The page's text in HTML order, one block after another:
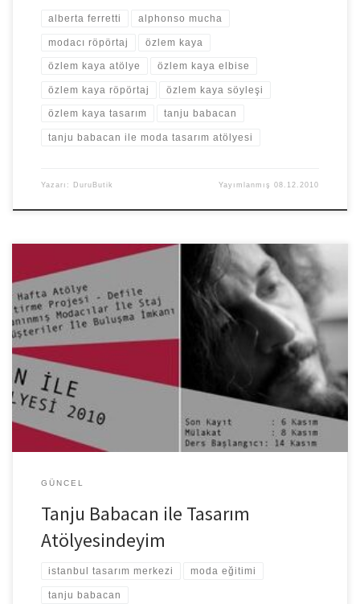
alberta ferretti alphonso mucha
modacı röpörtaj özlem kaya
özlem kaya atölye özlem kaya elbise
özlem kaya röpörtaj özlem kaya söyleşi
özlem kaya tasarım tanju babacan
tanju babacan ile moda tasarım atölyesi
Yazarı: DuruButik Yayımlanmış08.12.2010
İstanbul Tasarım Merkezin‘de Tanju Babacan ile moda tasarım
atölyesi mülakatlarına katıldıktan sonra bu harika eğitime kabul
edildim. Moda’yı bir duayenden […]
GÜNCEL
Tanju Babacan ile Tasarım
Atölyesindeyim
istanbul tasarım merkezi moda eğitimi
tanju babacan